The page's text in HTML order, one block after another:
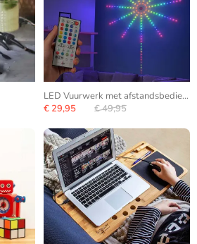
LED Vuurwerk met afstandsbediening
€ 29,95
€ 49,95